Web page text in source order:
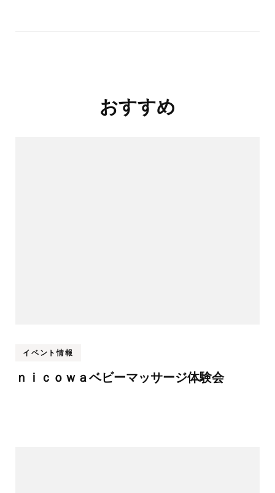
おすすめ
イベント情報
ｎｉｃｏｗａベビーマッサージ体験会